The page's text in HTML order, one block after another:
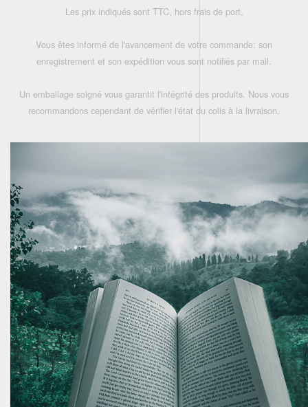
Les prix indiqués sont TTC, hors frais de port,
Vous êtes informé de l'avancement de votre commande: son
enregistrement et son expédition vous sont notifiés par mail.
Un emballage soigné vous garantit l'intégrité des produits. Nous vous
recommandons cependant de vérifier l'état du colis à la livraison.